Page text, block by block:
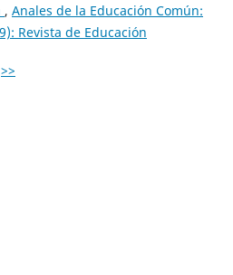
, Anales de la Educación Común:
Revista de Educación
>>